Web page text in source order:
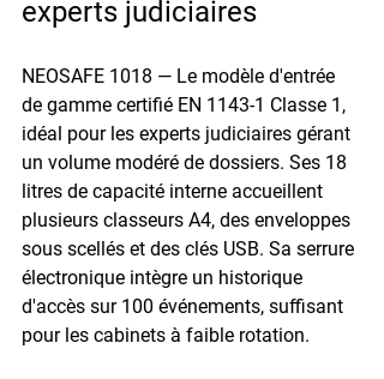
experts judiciaires
NEOSAFE 1018 — Le modèle d'entrée
de gamme certifié EN 1143-1 Classe 1,
idéal pour les experts judiciaires gérant
un volume modéré de dossiers. Ses 18
litres de capacité interne accueillent
plusieurs classeurs A4, des enveloppes
sous scellés et des clés USB. Sa serrure
électronique intègre un historique
d'accès sur 100 événements, suffisant
pour les cabinets à faible rotation.